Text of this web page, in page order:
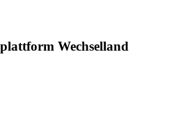
Wechselland